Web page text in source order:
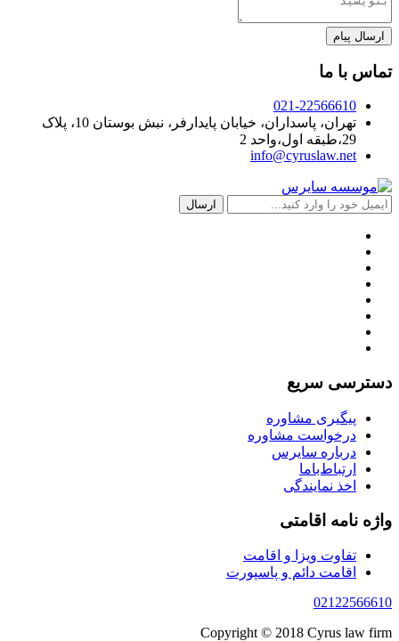
تماس با ما
021-22566610
تهران، پاسداران، خیابان پایدارفر، نبش بوستان 10، پلاک
29،طبقه اول،واحد 2
info@cyruslaw.net
دسترسی سریع
پیگیری مشاوره
درخواست مشاوره
درباره سایرس
ارتباط‌با‌ما
اخذ نمایندگی
واژه نامه اقامتی
تفاوت ویزا و اقامت
اقامت دائم و پاسپورت
02122566610
Copyright © 2018 Cyrus law firm